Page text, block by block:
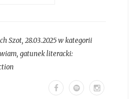
Szot, 28.03.2025 w kategorii
, gatunek literacki: